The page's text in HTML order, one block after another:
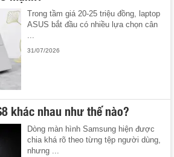
Trong tầm giá 20-25 triệu đồng, laptop
ASUS bắt đầu có nhiều lựa chọn cân
...
31/07/2026
khác nhau như thế nào?
Dòng màn hình Samsung hiện được
chia khá rõ theo từng tệp người dùng,
nhưng ...